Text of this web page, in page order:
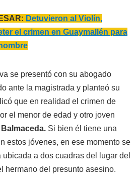
Detuvieron al Violín,
el crimen en Guaymallén para
se presentó con su abogado
ante la magistrada y planteó su
que en realidad el crimen de
el menor de edad y otro joven
Si bien él tiene una
estos jóvenes, en ese momento se
a dos cuadras del lugar del
hermano del presunto asesino.